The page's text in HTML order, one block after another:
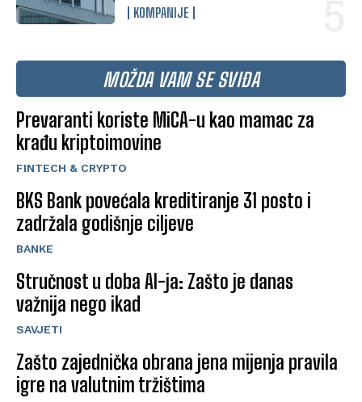
KOMPANIJE
MOŽDA VAM SE SVIĐA
Prevaranti koriste MiCA-u kao mamac za
krađu kriptoimovine
FINTECH & CRYPTO
BKS Bank povećala kreditiranje 31 posto i
zadržala godišnje ciljeve
BANKE
Stručnost u doba AI-ja: Zašto je danas
važnija nego ikad
SAVJETI
Zašto zajednička obrana jena mijenja pravila
igre na valutnim tržištima